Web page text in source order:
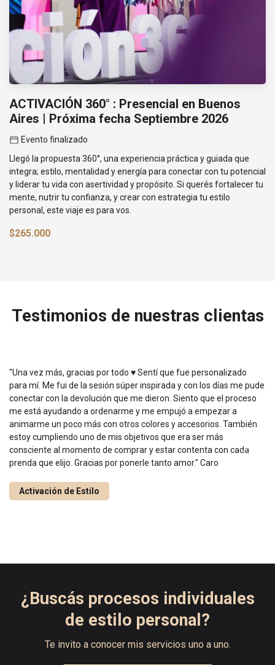
ACTIVACIÓN 360° : Presencial en Buenos
Aires | Próxima fecha Septiembre 2026
Evento finalizado
Llegó la propuesta 360°, una experiencia práctica y guiada que
integra; estilo, mentalidad y energía para conectar con tu potencial
y liderar tu vida con asertividad y propósito. Si querés fortalecer tu
mente, nutrir tu confianza, y crear con estrategia tu estilo
personal, este viaje es para vos.
$265.000
Testimonios de nuestras clientas
"Una vez más, gracias por todo ♥️ Sentí que fue personalizado
para mí. Me fui de la sesión súper inspirada y con los días me pude
conectar con la devolución que me dieron. Siento que el proceso
me está ayudando a ordenarme y me empujó a empezar a
animarme un poco más con otros colores y accesorios. También
estoy cumpliendo uno de mis objetivos que era ser más
consciente al momento de comprar y estar contenta con cada
prenda que elijo. Gracias por ponerle tanto amor." Caro
Activación de Estilo
¿Buscás procesos individuales
de estilo personal?
Te invito a conocer mis servicios uno a uno.